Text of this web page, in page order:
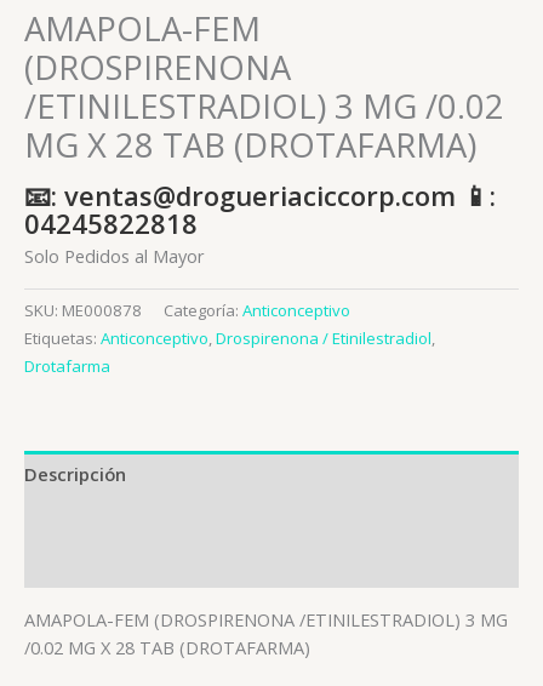
AMAPOLA-FEM
(DROSPIRENONA
/ETINILESTRADIOL) 3 MG /0.02
MG X 28 TAB (DROTAFARMA)
📧: ventas@drogueriaciccorp.com 📱:
04245822818
Solo Pedidos al Mayor
SKU: ME000878 Categoría: Anticonceptivo
Etiquetas: Anticonceptivo,Drospirenona / Etinilestradiol,
Drotafarma
Descripción
AMAPOLA-FEM (DROSPIRENONA /ETINILESTRADIOL) 3 MG
/0.02 MG X 28 TAB (DROTAFARMA)